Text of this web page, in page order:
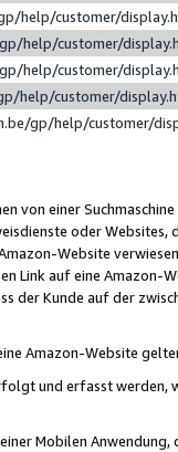
help/customer/
help/customer/
help/customer/
help/customer/
gp/help/customer/
von einer
oder Websites,
Website
Link auf eine
der Kunde auf der
Amazon-Website
und erfasst werden,
Mobilen